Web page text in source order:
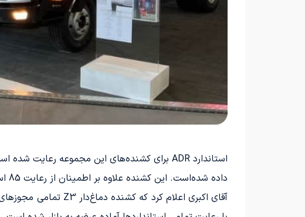
داده شده‌است. این کشنده علاوه بر اطمینان از رعایت 85 استاندارد مختلف، دارای سیستم ADR برای حمل کالاهای خطرناک و رفع ایرادات مونتاژی است.